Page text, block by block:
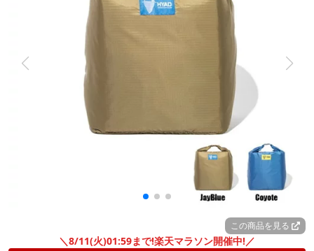
この商品を見る
＼8/11(火)01:59まで!楽天マラソン開催中!／